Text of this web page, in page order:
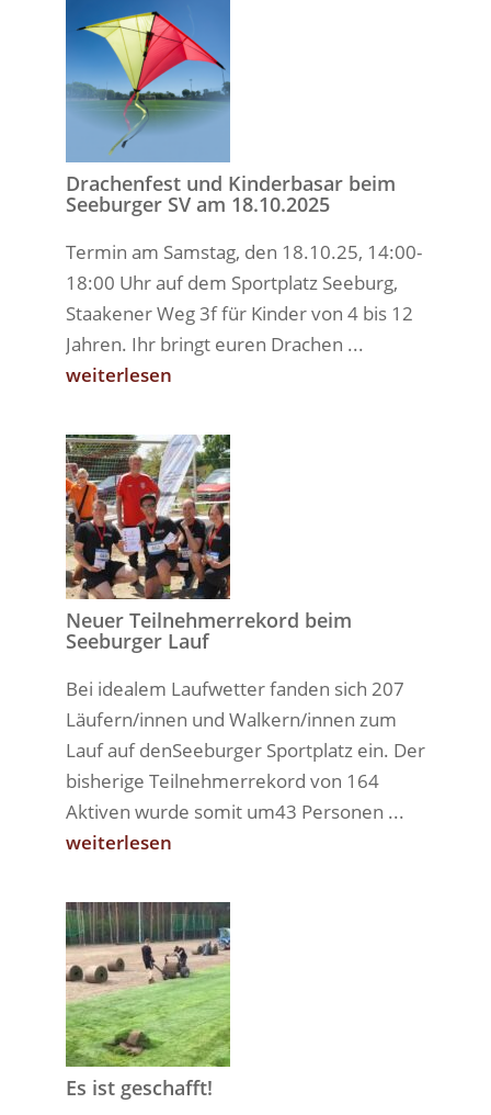
Drachenfest und Kinderbasar beim
Seeburger SV am 18.10.2025
Termin am Samstag, den 18.10.25, 14:00-
18:00 Uhr auf dem Sportplatz Seeburg,
Staakener Weg 3f für Kinder von 4 bis 12
Jahren. Ihr bringt euren Drachen ...
weiterlesen
Neuer Teilnehmerrekord beim
Seeburger Lauf
Bei idealem Laufwetter fanden sich 207
Läufern/innen und Walkern/innen zum
Lauf auf denSeeburger Sportplatz ein. Der
bisherige Teilnehmerrekord von 164
Aktiven wurde somit um43 Personen ...
weiterlesen
Es ist geschafft!